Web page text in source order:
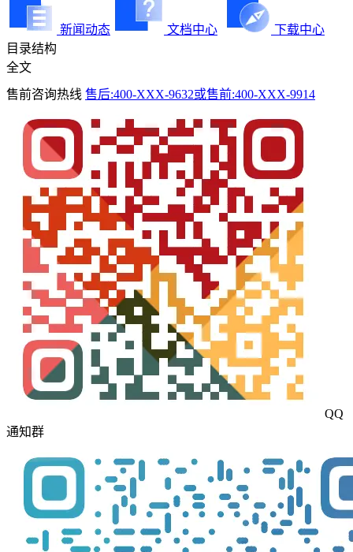
新闻动态 文档中心
下载中心
目录结构
全文
售前咨询热线 售后:400-XXX-9632或售前:400-XXX-9914
QQ
通知群